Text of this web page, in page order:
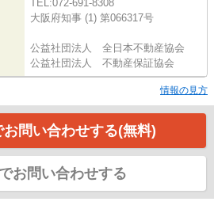
TEL:072-691-8308
大阪府知事 (1) 第066317号
公益社団法人 全日本不動産協会
公益社団法人 不動産保証協会
情報の見方
お問い合わせする(無料)
お問い合わせする